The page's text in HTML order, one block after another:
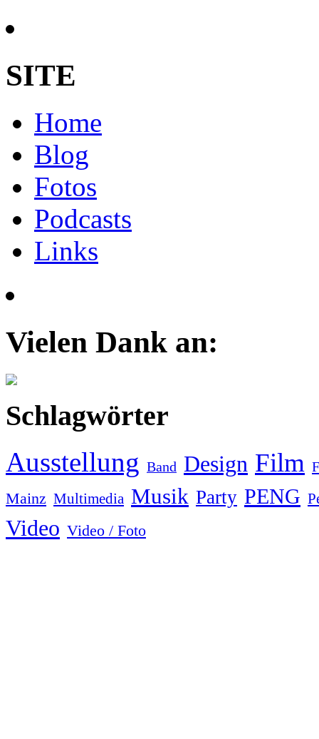
SITE
Home
Blog
Fotos
Podcasts
Links
Vielen Dank an:
Schlagwörter
Ausstellung Band Design Film
Mainz Multimedia Musik Party PENG
Video Video / Foto